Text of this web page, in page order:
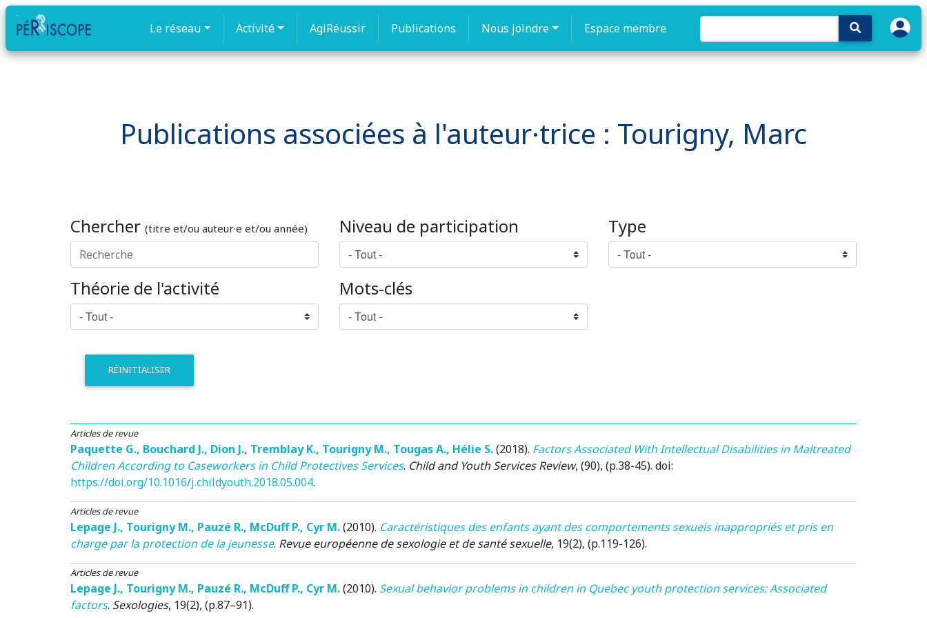
Le réseau Activité AgiRéussir Publications Nous joindre Espace membre
Publications associées à l'auteur·trice : Tourigny, Marc
Chercher (titre et/ou auteur·e et/ou année) Niveau de participation Type
Théorie de l'activité Mots-clés
RÉINITIALISER
Articles de revue
Paquette G., Bouchard J., Dion J., Tremblay K., Tourigny M., Tougas A., Hélie S.(2018). Factors Associated With Intellectual Disabilities in Maltreated
Children According to Caseworkers in Child Protectives Services. Child and Youth Services Review, (90), (p.38-45). doi:
https://doi.org/10.1016/j.childyouth.2018.05.004.
Articles de revue
Lepage J., Tourigny M., Pauzé R., McDuff P., Cyr M.(2010). Caractéristiques des enfants ayant des comportements sexuels inappropriés et pris en
charge par la protection de la jeunesse. Revue européenne de sexologie et de santé sexuelle, 19(2), (p.119-126).
Articles de revue
Lepage J., Tourigny M., Pauzé R., McDuff P., Cyr M.(2010). Sexual behavior problems in children in Quebec youth protection services: Associated
factors. Sexologies, 19(2), (p.87–91).